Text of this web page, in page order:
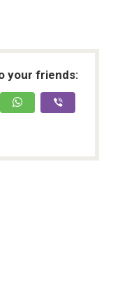
your friends: